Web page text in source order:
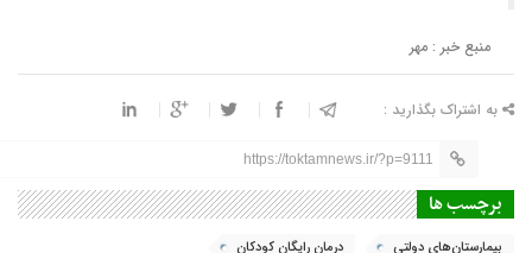
منبع خبر : مهر
به اشتراک بگذارید :
https://toktamnews.ir/?p=9111
برچسب ها
بیمارستان‌های دولتی
درمان رایگان کودکان